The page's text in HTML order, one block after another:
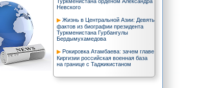
Невского
Жизнь в Центральной Азии: Девять
фактов из биографии президента
Туркменистана Гурбангулы
Бердымухамедова
Рокировка Атамбаева: зачем главе
Киргизии российская военная база
на границе с Таджикистаном